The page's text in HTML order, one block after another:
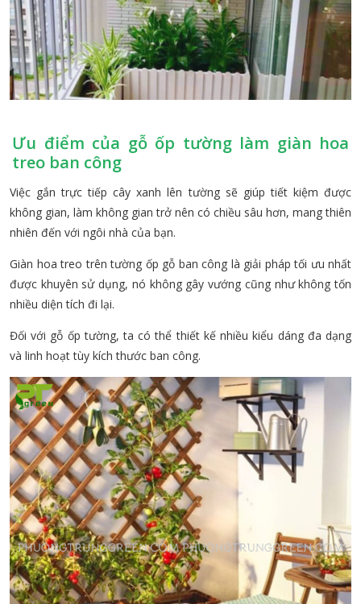
Ưu điểm của gỗ ốp tường làm giàn hoa
treo ban công
Việc gắn trực tiếp cây xanh lên tường sẽ giúp tiết kiệm được
không gian, làm không gian trở nên có chiều sâu hơn, mang thiên
nhiên đến với ngôi nhà của bạn.
Giàn hoa treo trên tường ốp gỗ ban công là giải pháp tối ưu nhất
được khuyên sử dụng, nó không gây vướng cũng như không tốn
nhiều diện tích đi lại.
Đối với gỗ ốp tường, ta có thể thiết kế nhiều kiểu dáng đa dạng
và linh hoạt tùy kích thước ban công.